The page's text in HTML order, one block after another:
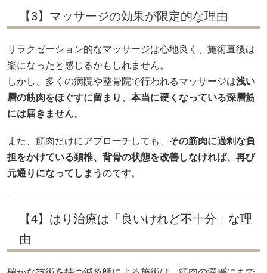
【3】マッサージの効果が限定的な理由
リラクゼーション的なマッサージは心地良く、施術直後は
楽になったと感じるかもしれません。
しかし、多くの病院や整骨院で行われるマッサージは浅い
層の筋肉をほぐすに留まり、本当に硬くなっている深層筋
には届きません。
また、筋肉だけにアプローチしても、 その筋肉に過剰な負
担をかけている頚椎、背骨の状態を改善しなければ、再び
元通りになってしまうのです。
【4】はり治療は「良いけれど不十分」な理
由